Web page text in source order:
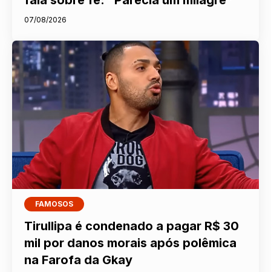
07/08/2026
FAMOSOS
Tirullipa é condenado a pagar R$ 30
mil por danos morais após polêmica
na Farofa da Gkay